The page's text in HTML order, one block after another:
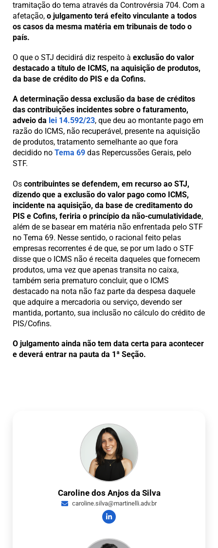
tramitação do tema através da Controvérsia 704. Com a
afetação, o julgamento terá efeito vinculante a todos
os casos da mesma matéria em tribunais de todo o
país.
O que o STJ decidirá diz respeito à exclusão do valor
destacado a título de ICMS, na aquisição de produtos,
da base de crédito do PIS e da Cofins.
A determinação dessa exclusão da base de créditos
das contribuições incidentes sobre o faturamento,
adveio da lei 14.592/23, que deu ao montante pago em
razão do ICMS, não recuperável, presente na aquisição
de produtos, tratamento semelhante ao que fora
decidido no Tema 69 das Repercussões Gerais, pelo
STF.
Os contribuintes se defendem, em recurso ao STJ,
dizendo que a exclusão do valor pago como ICMS,
incidente na aquisição, da base de creditamento do
PIS e Cofins, feriria o princípio da não-cumulatividade,
além de se basear em matéria não enfrentada pelo STF
no Tema 69. Nesse sentido, o racional feito pelas
empresas recorrentes é de que, se por um lado o STF
disse que o ICMS não é receita daqueles que fornecem
produtos, uma vez que apenas transita no caixa,
também seria prematuro concluir, que o ICMS
destacado na nota não faz parte da despesa daquele
que adquire a mercadoria ou serviço, devendo ser
mantida, portanto, sua inclusão no cálculo do crédito de
PIS/Cofins.
O julgamento ainda não tem data certa para acontecer
e deverá entrar na pauta da 1ª Seção.
Caroline dos Anjos da Silva
caroline.silva@martinelli.adv.br